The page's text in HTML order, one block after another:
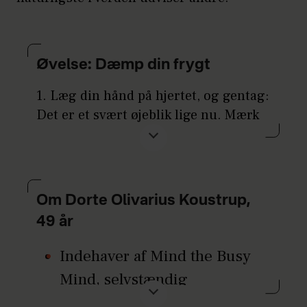
Øvelse: Dæmp din frygt
1. Læg din hånd på hjertet, og gentag:
Det er et svært øjeblik lige nu. Mærk
varmen fra hånden, og lad være med
2. Spørg dig selv: Hvad ville en ven,
der har det ligesom mig, have behov
”du er god nok, som du er, ”du er
elsket” eller lignende.
Om Dorte Olivarius Koustrup,
49 år
Indehaver af Mind the Busy
Mind, selvstændig